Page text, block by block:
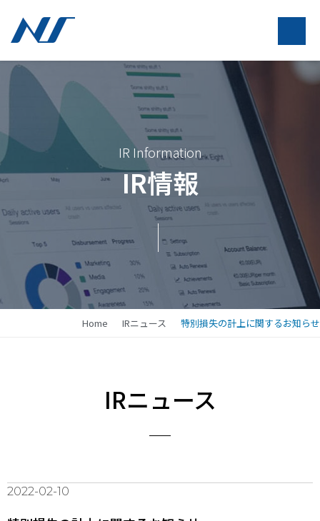
IR Information
IR情報
Home IRニュース 特別損失の計上に関するお知らせ
IRニュース
2022-02-10